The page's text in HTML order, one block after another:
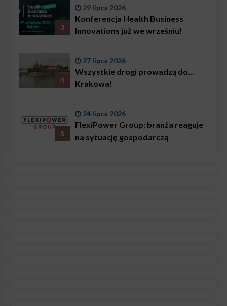
3
29 lipca 2026
Konferencja Health Business
Innovations już we wrześniu!
4
27 lipca 2026
Wszystkie drogi prowadzą do…
Krakowa!
5
24 lipca 2026
FlexiPower Group: branża reaguje
na sytuację gospodarczą